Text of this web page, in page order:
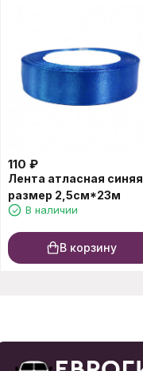
110 ₽
Лента атласная синяя
размер 2,5см*23м
В наличии
В корзину